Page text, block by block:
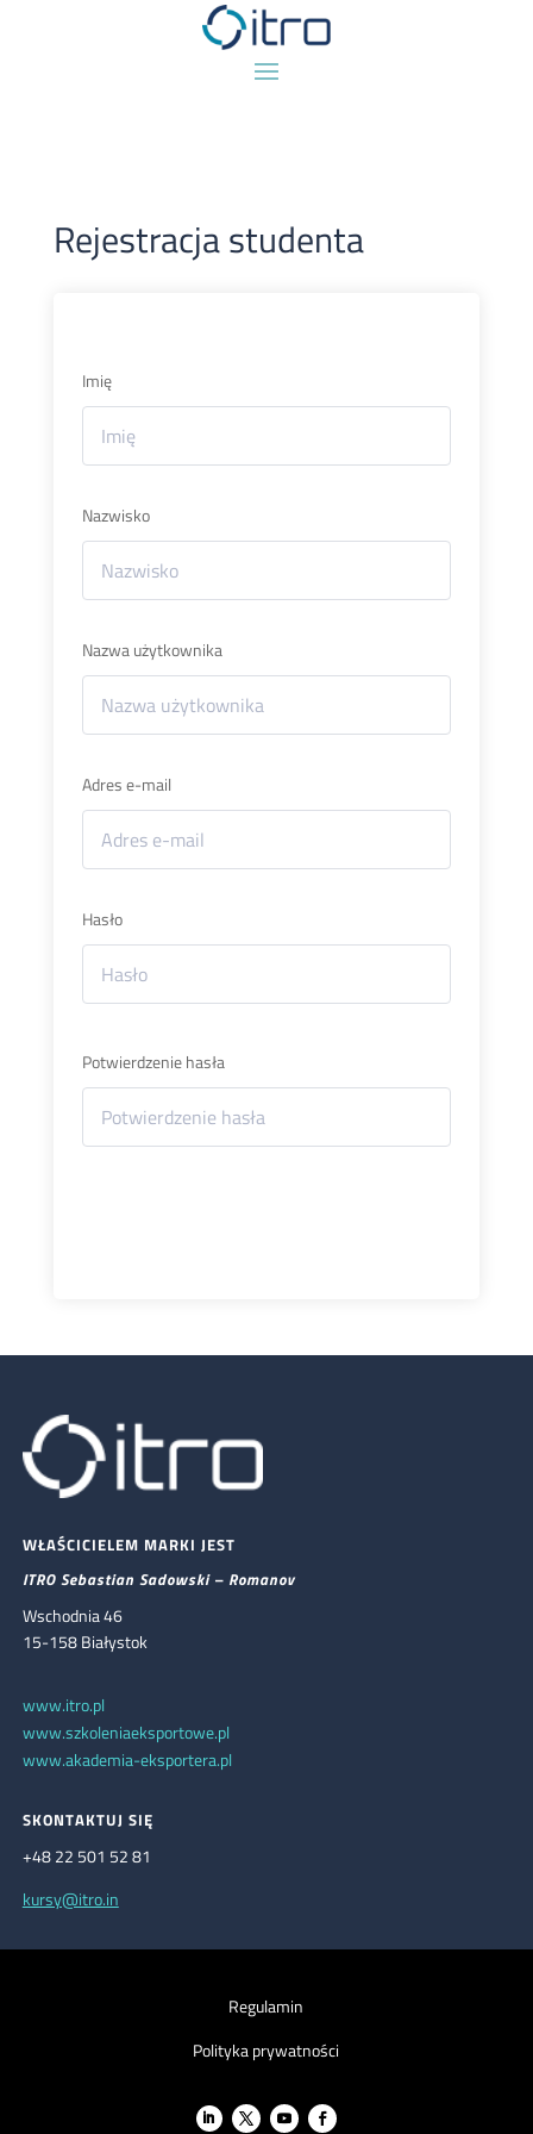
Rejestracja studenta
Imię
Nazwisko
Nazwa użytkownika
Adres e-mail
Hasło
Potwierdzenie hasła
WŁAŚCICIELEM MARKI JEST
ITRO Sebastian Sadowski – Romanov
Wschodnia 46
15-158 Białystok
www.itro.pl
www.szkoleniaeksportowe.pl
www.akademia-eksportera.pl
SKONTAKTUJ SIĘ
+48 22 501 52 81
kursy@itro.in
Regulamin
Polityka prywatności